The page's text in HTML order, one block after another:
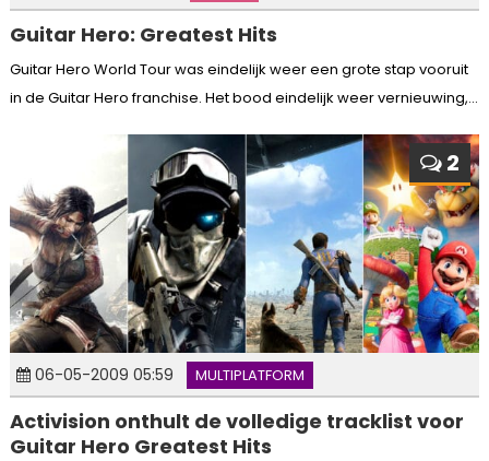
Guitar Hero: Greatest Hits
Guitar Hero World Tour was eindelijk weer een grote stap vooruit
in de Guitar Hero franchise. Het bood eindelijk weer vernieuwing,...
2
06-05-2009 05:59 MULTIPLATFORM
Activision onthult de volledige tracklist voor
Guitar Hero Greatest Hits